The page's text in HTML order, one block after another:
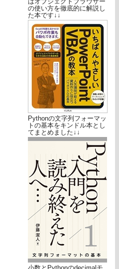
の使い方を徹底的に解説し
た本です↓↓
Pythonの文字列フォーマッ
トの基本をキンドル本とし
てまとめました↓↓